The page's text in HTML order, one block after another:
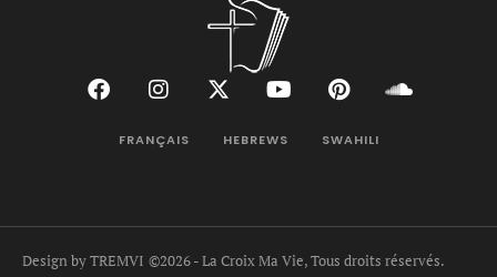
FRANÇAIS HEBREWS SWAHILI
Design by TREMVI ©2026 - La Croix Ma Vie, Tous droits réservés.